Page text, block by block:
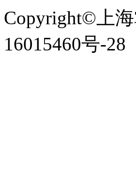
Copyright©上
16015460号-28